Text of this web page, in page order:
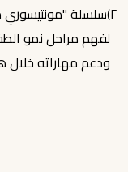
٢)سلسلة
لفهم مراحل نمو
ودعم مهاراته